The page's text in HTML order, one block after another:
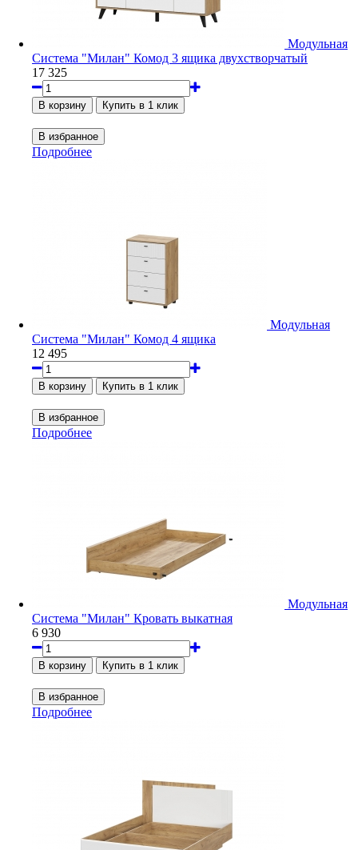
Модульная
Система "Милан" Комод 3 ящика двухстворчатый
17 325
Подробнее
Модульная
Система "Милан" Комод 4 ящика
12 495
Подробнее
Модульная
Система "Милан" Кровать выкатная
6 930
Подробнее